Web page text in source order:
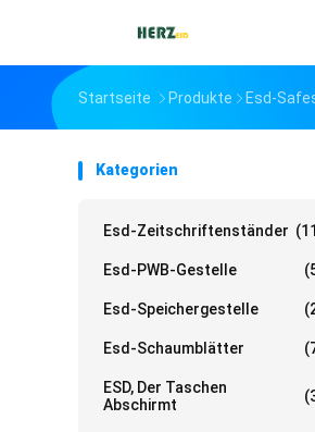
Startseite Produkte Esd-
Kategorien
Esd-Zeitschriftenständer
Esd-PWB-Gestelle
Esd-Speichergestelle
Esd-Schaumblätter
ESD, Der Taschen
Abschirmt